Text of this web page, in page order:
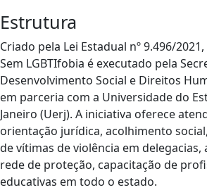
Estrutura
Criado pela Lei Estadual nº 9.496/
Sem LGBTIfobia é executado pela
Desenvolvimento Social e Direitos
em parceria com a Universidade do
Janeiro (Uerj). A iniciativa oferece
orientação jurídica, acolhimento
de vítimas de violência em delegacias,
rede de proteção, capacitação de
educativas em todo o estado.